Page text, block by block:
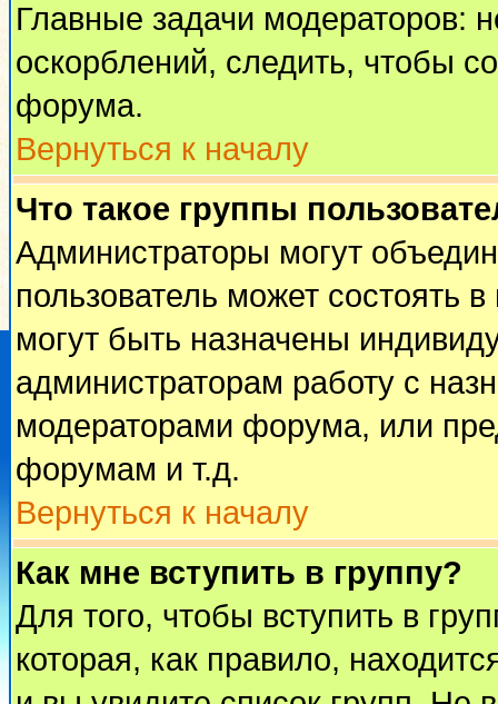
Главные задачи модераторов:
оскорблений, следить, чтобы
форума.
Вернуться к началу
Что такое группы
Администраторы могут
пользователь может состоять
могут быть назначены
администраторам работу с
модераторами форума, или
форумам и т.д.
Вернуться к началу
Как мне вступить в группу?
Для того, чтобы вступить в
которая, как правило,